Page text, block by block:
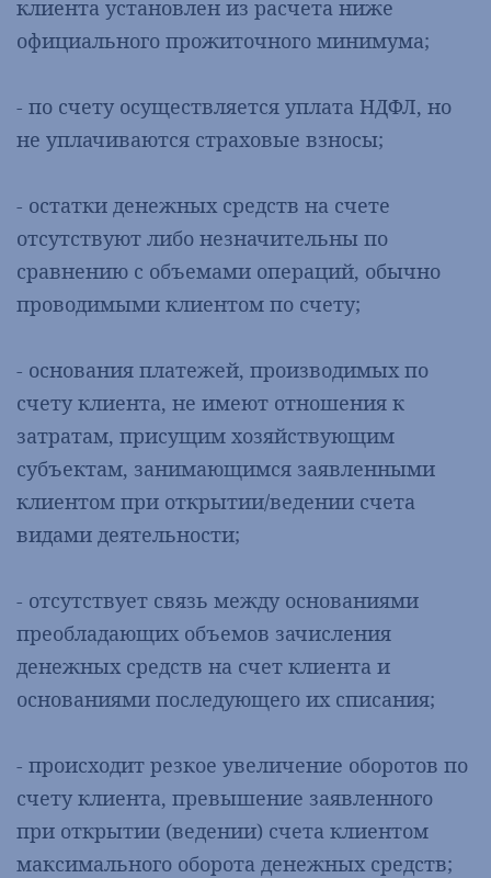
клиента установлен из расчета ниже
официального прожиточного минимума;
- по счету осуществляется уплата НДФЛ, но
не уплачиваются страховые взносы;
- остатки денежных средств на счете
отсутствуют либо незначительны по
сравнению с объемами операций, обычно
проводимыми клиентом по счету;
- основания платежей, производимых по
счету клиента, не имеют отношения к
затратам, присущим хозяйствующим
субъектам, занимающимся заявленными
клиентом при открытии/ведении счета
видами деятельности;
- отсутствует связь между основаниями
преобладающих объемов зачисления
денежных средств на счет клиента и
основаниями последующего их списания;
- происходит резкое увеличение оборотов по
счету клиента, превышение заявленного
при открытии (ведении) счета клиентом
максимального оборота денежных средств;